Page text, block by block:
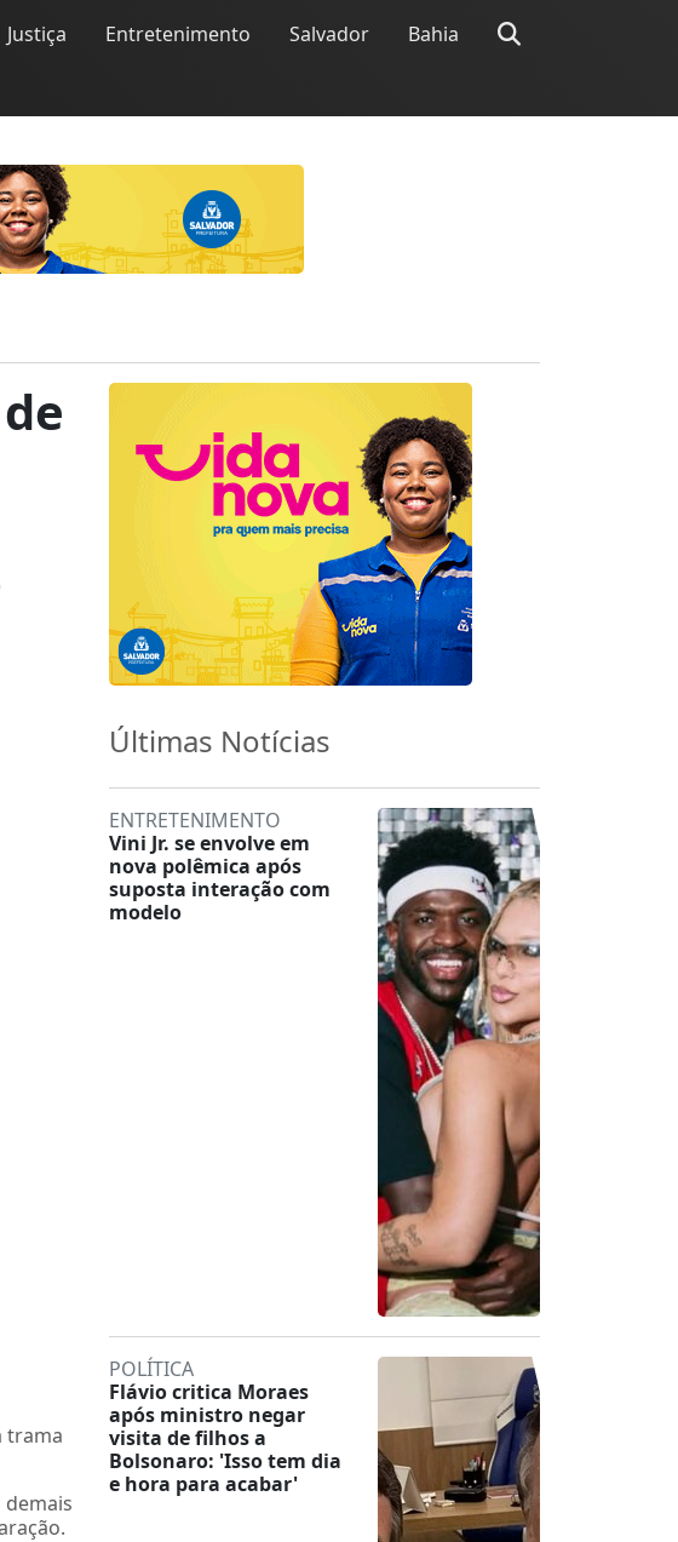
Justiça Entretenimento Salvador Bahia
trama
Últimas Notícias
ENTRETENIMENTO
Vini Jr. se envolve em
nova polêmica após
suposta interação com
modelo
POLÍTICA
Flávio critica Moraes
após ministro negar
visita de filhos a
Bolsonaro: 'Isso tem dia
e hora para acabar'